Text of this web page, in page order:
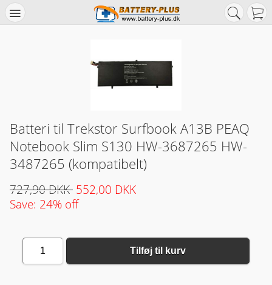
Batteri til Trekstor Surfbook A13B PEAQ
Notebook Slim S130 HW-3687265 HW-
3487265 (kompatibelt)
727,90 DKK 552,00 DKK
Save: 24% off
1 Tilføj til kurv